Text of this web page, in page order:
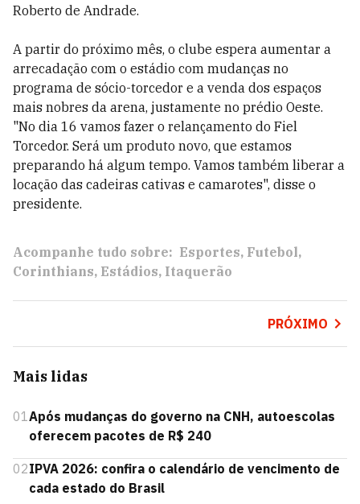
Roberto de Andrade.
A partir do próximo mês, o clube espera aumentar a
arrecadação com o estádio com mudanças no
programa de sócio-torcedor e a venda dos espaços
mais nobres da arena, justamente no prédio Oeste.
"No dia 16 vamos fazer o relançamento do Fiel
Torcedor. Será um produto novo, que estamos
preparando há algum tempo. Vamos também liberar a
locação das cadeiras cativas e camarotes", disse o
presidente.
Acompanhe tudo sobre: Esportes Futebol
Corinthians Estádios Itaquerão
PRÓXIMO
Mais lidas
01Após mudanças do governo na CNH, autoescolas
oferecem pacotes de R$ 240
02IPVA 2026: confira o calendário de vencimento de
cada estado do Brasil